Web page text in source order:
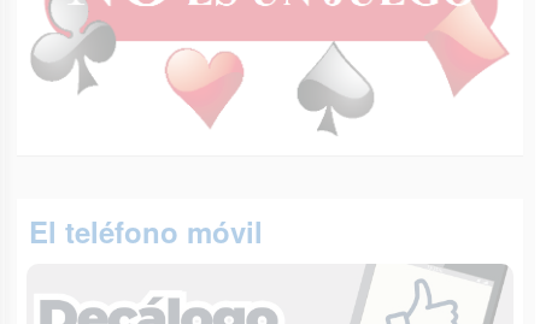
El teléfono móvil